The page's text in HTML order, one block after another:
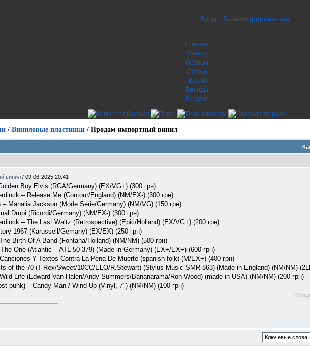
Вход Зарегистрироваться
Главная
Новости
Обзоры
Статьи
Музыка
Бренды
Каталог
/ Виниловые пластинки / Продам импортный винил
винил / 09-06-2025 20:41
Boy Elvis (RCA/Germany) (EX/VG+) (300 грн)
– Release Me (Contour/England) (NM/EX-) (300 грн)
Mahalia Jackson (Mode Serie/Germany) (NM/VG) (150 грн)
Drupi (Ricordi/Germany) (NM/EX-) (300 грн)
– The Last Waltz (Retrospective) (Epic/Holland) (EX/VG+) (200 грн)
1967 (Karussell/Gemany) (EX/EX) (250 грн)
Birth Of A Band (Fontana/Holland) (NM/NM) (500 грн)
One (Atlantic – ATL 50 379) (Made in Germany) (EX+/EX+) (600 грн)
Y Textos Contra La Pena De Muerte (spanish folk) (M/EX+) (400 грн)
of the 70 (T-Rex/Sweet/10CC/ELO/R.Stewart) (Stylus Music ‎SMR 863) (Made in England) (NM/NM)
Life (Edward Van Halen/Andy Summers/Bananarama/Ron Wood) (made in USA) (NM/NM) (200 грн)
punk) – Candy Man / Wind Up (Vinyl, 7") (NM/NM) (100 грн)